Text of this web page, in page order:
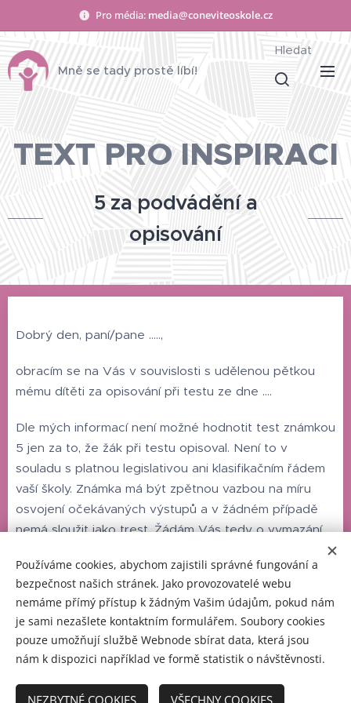
Pro média: media@coneviteoskole.cz
Mně se tady prostě líbí!
Hledat
TEXT PRO INSPIRACI
5 za podvádění a
opisování
Dobrý den, paní/pane .....,
obracím se na Vás v souvislosti s udělenou pětkou
mému dítěti za opisování při testu ze dne ....
Dle mých informací není možné hodnotit test známkou
5 jen za to, že žák při testu opisoval. Není to v
souladu s platnou legislativou ani klasifikačním řádem
vaší školy. Známka má být zpětnou vazbou na míru
osvojení očekávaných výstupů a v žádném případě
nemá sloužit jako trest. Žádám Vás tedy o vymazání
S pozdravem
já
Používáme cookies, abychom zajistili správné fungování a
bezpečnost našich stránek. Jako provozovatelé webu
nemáme přímý přístup k žádným Vašim údajům, pokud nám
je sami nezašlete kontaktním formulářem. Soubory cookies
pouze umožňují službě Webnode sbírat data, která jsou
nám k dispozici například ve formě statistik o návštěvnosti.
NEZBYTNÉ COOKIES VŠECHNY COOKIES